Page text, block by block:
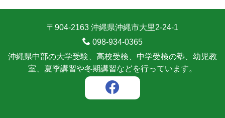
〒904-2163 沖縄県沖縄市大里2-24-1
098-934-0365
沖縄県中部の大学受験、高校受検、中学受検の塾、幼児教
室、夏季講習や冬期講習などを行っています。